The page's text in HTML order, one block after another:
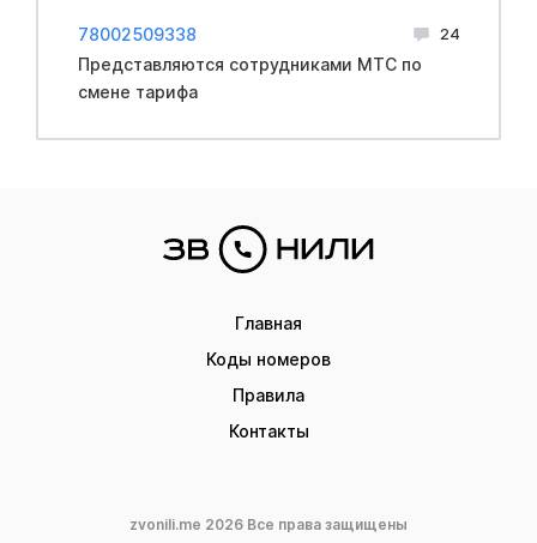
78002509338 24
Представляются сотрудниками МТС по
смене тарифа
Главная
Коды номеров
Правила
Контакты
zvonili.me 2026 Все права защищены